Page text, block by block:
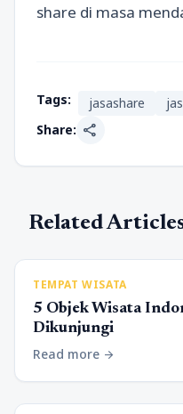
share di masa
Tags: jasashare
Share: share
Related
TEMPAT WISATA
5 Objek Wisata
Dikunjungi
Read more arrow_forward